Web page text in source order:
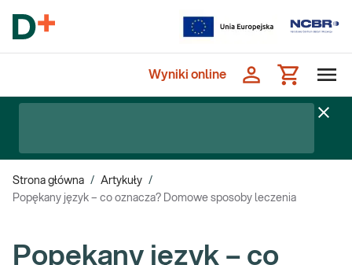
Wyniki online
Strona główna / Artykuły /
Popękany język – co oznacza? Domowe sposoby leczenia
Popękany język – co